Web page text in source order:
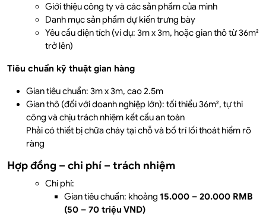
Giới thiệu công ty và các sản phẩm của mình
Danh mục sản phẩm dự kiến trưng bày
Yêu cầu diện tích (ví dụ: 3m x 3m, hoặc gian thô từ 36m²
trở lên)
Tiêu chuẩn kỹ thuật gian hàng
Gian tiêu chuẩn: 3m x 3m, cao 2.5m
Gian thô (đối với doanh nghiệp lớn): tối thiểu 36m², tự thi
công và chịu trách nhiệm kết cấu an toàn
Phải có thiết bị chữa cháy tại chỗ và bố trí lối thoát hiểm rõ
ràng
Hợp đồng – chi phí – trách nhiệm
Chi phí:
Gian tiêu chuẩn: khoảng 15.000 – 20.000 RMB
(50 – 70 triệu VND)